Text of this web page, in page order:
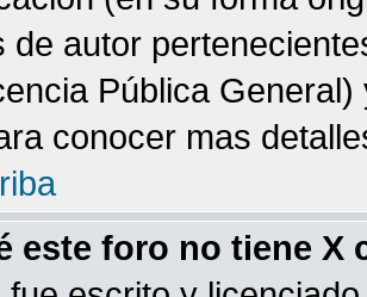
de autor
Pública
conocer mas
este foro no tiene X